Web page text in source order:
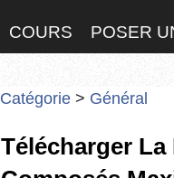
COURS POSER
Catégorie > Général
Télécharger